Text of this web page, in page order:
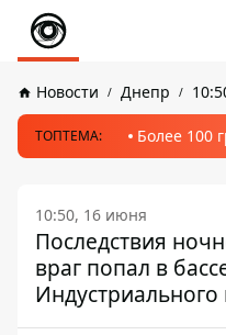
Новости Днепр
ТОПТЕМА: Более 100
10:50, 16 июня
Последствия
враг попал в